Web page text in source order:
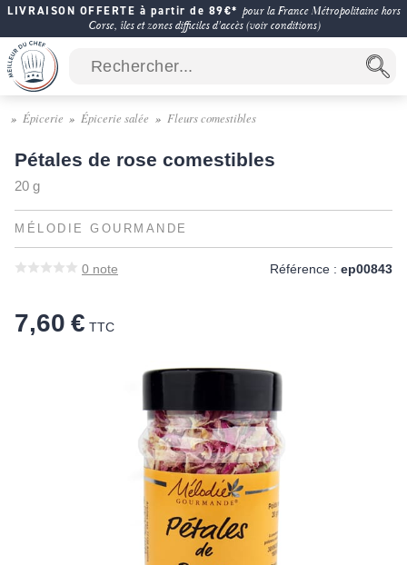
LIVRAISON OFFERTE à partir de 89€* pour la France Métropolitaine hors
Corse, îles et zones difficiles d'accès (voir conditions)
Épicerie Épicerie salée Fleurs comestibles
Pétales de rose comestibles
20 g
MÉLODIE GOURMANDE
0 note Référence : ep00843
7,60 € TTC